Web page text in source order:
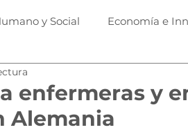
y Social Economía e
enfermeras y
Alemania